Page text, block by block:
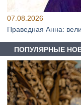
07.08.2026
Праведная Анна:
ПОПУЛЯРНЫЕ